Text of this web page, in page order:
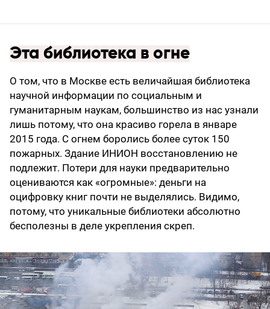
Эта библиотека в огне
О том, что в Москве есть величайшая библиотека
научной информации по социальным и
гуманитарным наукам, большинство из нас узнали
лишь потому, что она красиво горела в январе
2015 года. С огнем боролись более суток 150
пожарных. Здание ИНИОН восстановлению не
подлежит. Потери для науки предварительно
оцениваются как «огромные»: деньги на
оцифровку книг почти не выделялись. Видимо,
потому, что уникальные библиотеки абсолютно
бесполезны в деле укрепления скреп.